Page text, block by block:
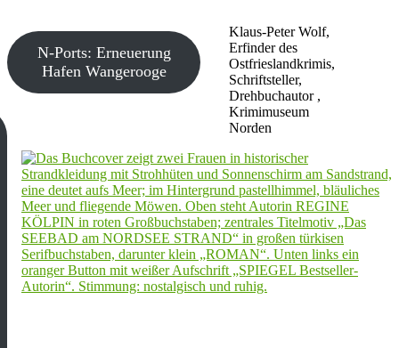
Klaus-Peter Wolf,
Erfinder des
Ostfrieslandkrimis,
Schriftsteller,
Drehbuchautor ,
Krimimuseum
Norden
N-Ports: Erneuerung
Hafen Wangerooge